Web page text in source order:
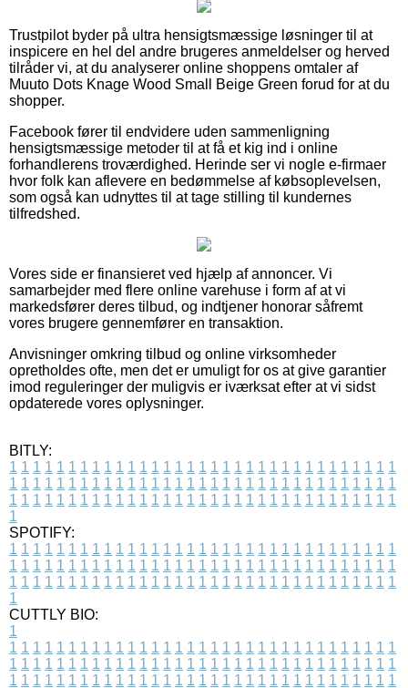
Trustpilot byder på ultra hensigtsmæssige løsninger til at
inspicere en hel del andre brugeres anmeldelser og herved
tilråder vi, at du analyserer online shoppens omtaler af
Muuto Dots Knage Wood Small Beige Green forud for at du
shopper.
Facebook fører til endvidere uden sammenligning
hensigtsmæssige metoder til at få et kig ind i online
forhandlerens troværdighed. Herinde ser vi nogle e-firmaer
hvor folk kan aflevere en bedømmelse af købsoplevelsen,
som også kan udnyttes til at tage stilling til kundernes
tilfredshed.
Vores side er finansieret ved hjælp af annoncer. Vi
samarbejder med flere online varehuse i form af at vi
markedsfører deres tilbud, og indtjener honorar såfremt
vores brugere gennemfører en transaktion.
Anvisninger omkring tilbud og online virksomheder
opretholdes ofte, men det er umuligt for os at give garantier
imod reguleringer der muligvis er iværksat efter at vi sidst
opdaterede vores oplysninger.
BITLY:
1 1 1 1 1 1 1 1 1 1 1 1 1 1 1 1 1 1 1 1 1 1 1 1 1 1 1 1 1 1 1 1 1
1 1 1 1 1 1 1 1 1 1 1 1 1 1 1 1 1 1 1 1 1 1 1 1 1 1 1 1 1 1 1 1 1
1 1 1 1 1 1 1 1 1 1 1 1 1 1 1 1 1 1 1 1 1 1 1 1 1 1 1 1 1 1 1 1 1
1
SPOTIFY:
1 1 1 1 1 1 1 1 1 1 1 1 1 1 1 1 1 1 1 1 1 1 1 1 1 1 1 1 1 1 1 1 1
1 1 1 1 1 1 1 1 1 1 1 1 1 1 1 1 1 1 1 1 1 1 1 1 1 1 1 1 1 1 1 1 1
1 1 1 1 1 1 1 1 1 1 1 1 1 1 1 1 1 1 1 1 1 1 1 1 1 1 1 1 1 1 1 1 1
1
CUTTLY BIO:
1
1 1 1 1 1 1 1 1 1 1 1 1 1 1 1 1 1 1 1 1 1 1 1 1 1 1 1 1 1 1 1 1 1
1 1 1 1 1 1 1 1 1 1 1 1 1 1 1 1 1 1 1 1 1 1 1 1 1 1 1 1 1 1 1 1 1
1 1 1 1 1 1 1 1 1 1 1 1 1 1 1 1 1 1 1 1 1 1 1 1 1 1 1 1 1 1 1 1 1